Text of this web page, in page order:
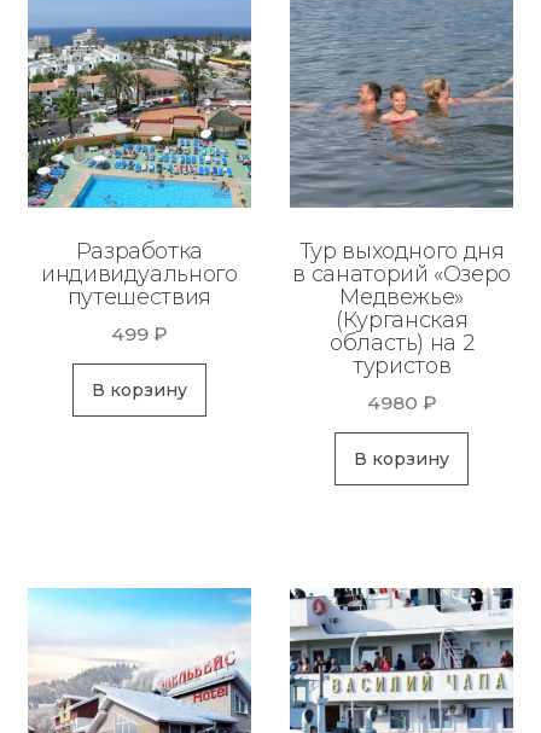
Разработка
индивидуального
путешествия
499 ₽
В корзину
Тур выходного дня
в санаторий «Озеро
Медвежье»
(Курганская
область) на 2
туристов
4980 ₽
В корзину